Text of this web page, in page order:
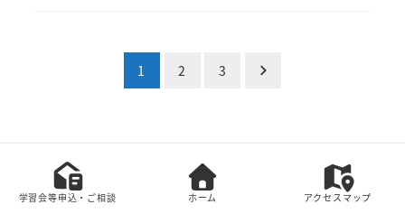
ペ
1 2 3
本サイト上の全てのコンテンツの無断転載を禁じま
す。
学習会等申込・ご相談 ホーム アクセスマップ